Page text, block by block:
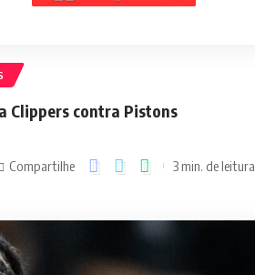
Clippers contra Pistons
Compartilhe 3 min. de leitura